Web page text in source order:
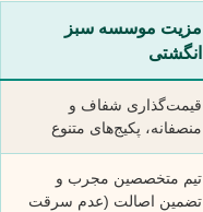
مزیت موسسه سبز
انگشتی
قیمت‌گذاری شفاف و
منصفانه، پکیج‌های متنوع
تیم متخصصین مجرب و
تضمین اصالت (عدم سرقت